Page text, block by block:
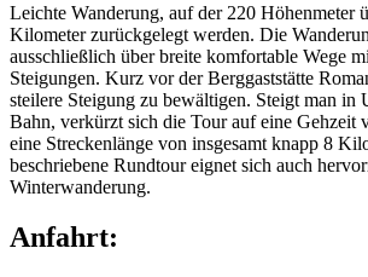
Leichte Wanderung, auf der 220 Höhenmeter
Kilometer zurückgelegt werden. Die
ausschließlich über breite komfortable Wege
Steigungen. Kurz vor der Berggaststätte
steilere Steigung zu bewältigen. Steigt man in
Bahn, verkürzt sich die Tour auf eine Gehzeit
eine Streckenlänge von insgesamt knapp 8
beschriebene Rundtour eignet sich auch
Winterwanderung.
Anfahrt: